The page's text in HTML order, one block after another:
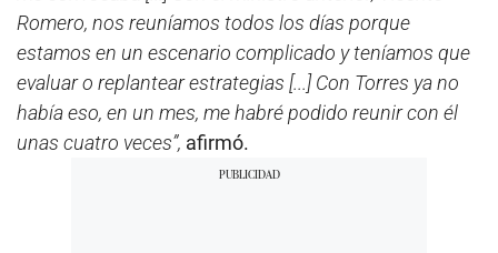
Romero, nos reuníamos todos los días porque
estamos en un escenario complicado y teníamos que
evaluar o replantear estrategias [...] Con Torres ya no
había eso, en un mes, me habré podido reunir con él
unas cuatro veces”, afirmó.